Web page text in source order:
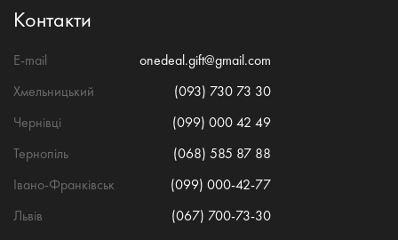
Контакти
E-mail
onedeal.gift@gmail.com
Хмельницький
(093) 730 73 30
Чернівці
(099) 000 42 49
Тернопіль
(068) 585 87 88
Івано-Франківськ
(099) 000-42-77
Львів
(067) 700-73-30